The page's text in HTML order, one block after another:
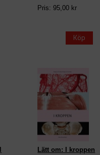
Pris: 95,00 kr
Köp
Lätt om: I kroppen